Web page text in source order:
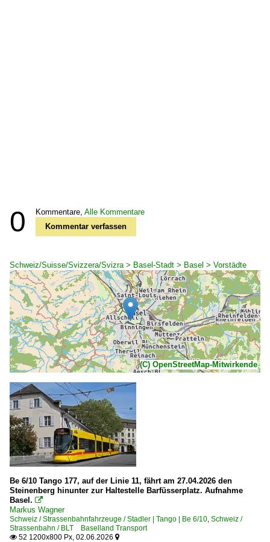
0 Kommentare, Alle Kommentare
Kommentar verfassen
Schweiz/Suisse/Svizzera/Svizra > Basel-Stadt > Basel > Vorstädte
(C) OpenStreetMap-Mitwirkende
Be 6/10 Tango 177, auf der Linie 11, fährt am 27.04.2026 den
Steinenberg hinunter zur Haltestelle Barfüsserplatz. Aufnahme
Basel. 
Markus Wagner
Schweiz / Strassenbahnfahrzeuge / Stadler | Tango | Be 6/10, Schweiz /
Strassenbahn / BLT Baselland Transport
 52 1200x800 Px, 02.06.2026 